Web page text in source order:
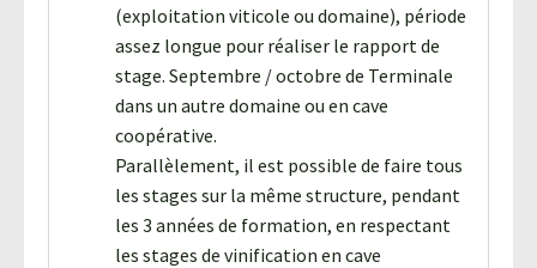
(exploitation viticole ou domaine), période
assez longue pour réaliser le rapport de
stage. Septembre / octobre de Terminale
dans un autre domaine ou en cave
coopérative.
Parallèlement, il est possible de faire tous
les stages sur la même structure, pendant
les 3 années de formation, en respectant
les stages de vinification en cave